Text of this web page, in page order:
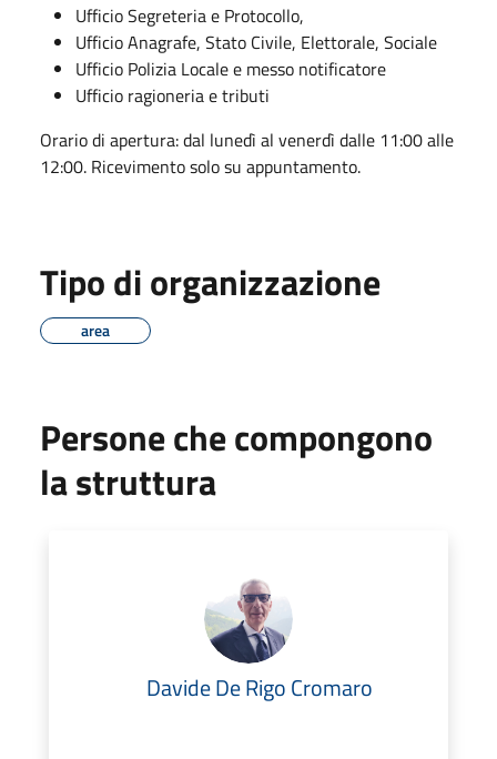
Ufficio Segreteria e Protocollo,
Ufficio Anagrafe, Stato Civile, Elettorale, Sociale
Ufficio Polizia Locale e messo notificatore
Ufficio ragioneria e tributi
Orario di apertura: dal lunedì al venerdì dalle 11:00 alle
12:00. Ricevimento solo su appuntamento.
Tipo di organizzazione
area
Persone che compongono
la struttura
Davide De Rigo Cromaro